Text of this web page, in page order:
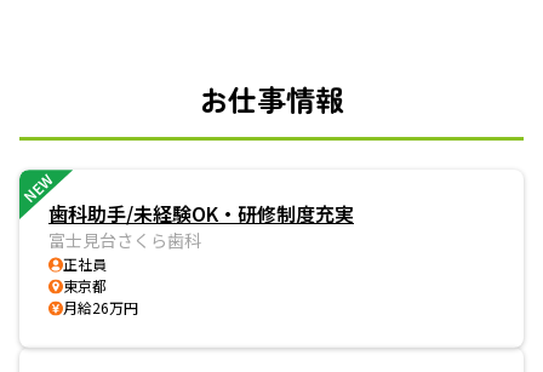
お仕事情報
NEW
歯科助手/未経験OK・研修制度充実
富士見台さくら歯科
正社員
東京都
月給26万円